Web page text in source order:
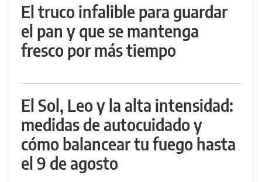
El truco infalible para guardar
el pan y que se mantenga
fresco por más tiempo
El Sol, Leo y la alta intensidad:
medidas de autocuidado y
cómo balancear tu fuego hasta
el 9 de agosto